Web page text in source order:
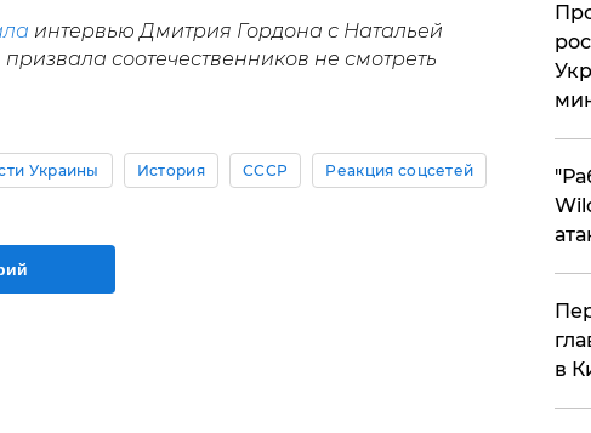
интервью Дмитрия Гордона с Натальей
соотечественников не смотреть
Украины История СССР Реакция соцсетей
в